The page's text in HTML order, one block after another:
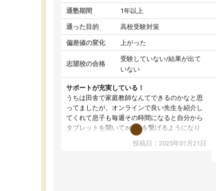
通塾期間 1年以上
通った目的 高校受験対策
偏差値の変化 上がった
志望校の合格
受験していない/結果が出て
いない
サポートが充実している！
うちは田舎で家庭教師なんてできるのかなと思
ってましたが、オンラインで良い先生を紹介し
てくれて息子も毎週その時間になると自分から
タブレットを開いてzoomを繋げるようになり
ました！5科目なんでもOKなのもとても気に入
投稿日：2025年01月21日